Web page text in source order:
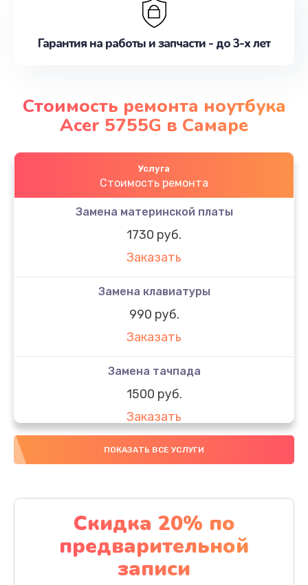
Гарантия на работы и запчасти - до 3-х лет
Стоимость ремонта ноутбука
Acer 5755G в Самаре
Услуга
Стоимость ремонта
Замена материнской платы
1730 руб.
Заказать
Замена клавиатуры
990 руб.
Заказать
Замена тачпада
1500 руб.
Заказать
Замена южного моста
Заказать
Чистка от пыли
1060 руб.
Заказать
ПОКАЗАТЬ ВСЕ УСЛУГИ
Скидка 20% по
предварительной
записи